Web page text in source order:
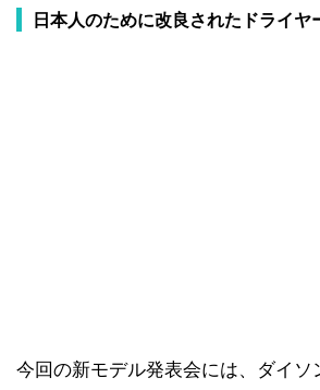
日本人のために改良されたドライヤ
今回の新モデル発表会には、ダイソ